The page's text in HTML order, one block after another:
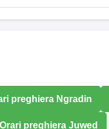
preghiera Ngradin
Orari preghiera Juwed